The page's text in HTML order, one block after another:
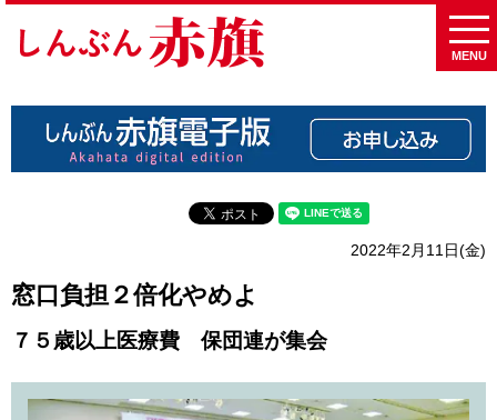
MENU
2022年2月11日(金)
窓口負担２倍化やめよ
７５歳以上医療費 保団連が集会